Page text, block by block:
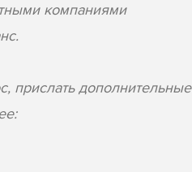
компаниями
прислать дополнительные